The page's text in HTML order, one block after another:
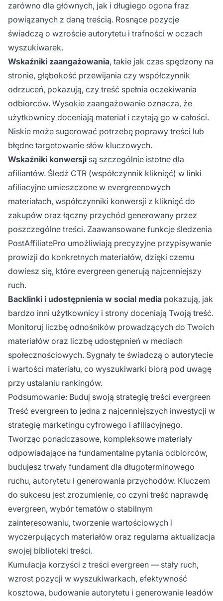
zarówno dla głównych, jak i długiego ogona fraz
powiązanych z daną treścią. Rosnące pozycje
świadczą o wzroście autorytetu i trafności w oczach
wyszukiwarek.
Wskaźniki zaangażowania, takie jak czas spędzony na
stronie, głębokość przewijania czy współczynnik
odrzuceń, pokazują, czy treść spełnia oczekiwania
odbiorców. Wysokie zaangażowanie oznacza, że
użytkownicy doceniają materiał i czytają go w całości.
Niskie może sugerować potrzebę poprawy treści lub
błędne targetowanie słów kluczowych.
Wskaźniki konwersji są szczególnie istotne dla
afiliantów. Śledź CTR (współczynnik kliknięć) w linki
afiliacyjne umieszczone w evergreenowych
materiałach, współczynniki konwersji z kliknięć do
zakupów oraz łączny przychód generowany przez
poszczególne treści. Zaawansowane funkcje śledzenia
PostAffiliatePro umożliwiają precyzyjne przypisywanie
prowizji do konkretnych materiałów, dzięki czemu
dowiesz się, które evergreen generują najcenniejszy
ruch.
Backlinki i udostępnienia w social media pokazują, jak
bardzo inni użytkownicy i strony doceniają Twoją treść.
Monitoruj liczbę odnośników prowadzących do Twoich
materiałów oraz liczbę udostępnień w mediach
społecznościowych. Sygnały te świadczą o autorytecie
i wartości materiału, co wyszukiwarki biorą pod uwagę
przy ustalaniu rankingów.
Podsumowanie: Buduj swoją strategię treści evergreen
Treść evergreen to jedna z najcenniejszych inwestycji w
strategię marketingu cyfrowego i afiliacyjnego.
Tworząc ponadczasowe, kompleksowe materiały
odpowiadające na fundamentalne pytania odbiorców,
budujesz trwały fundament dla długoterminowego
ruchu, autorytetu i generowania przychodów. Kluczem
do sukcesu jest zrozumienie, co czyni treść naprawdę
evergreen, wybór tematów o stabilnym
zainteresowaniu, tworzenie wartościowych i
wyczerpujących materiałów oraz regularna aktualizacja
swojej biblioteki treści.
Kumulacja korzyści z treści evergreen — stały ruch,
wzrost pozycji w wyszukiwarkach, efektywność
kosztowa, budowanie autorytetu i generowanie leadów